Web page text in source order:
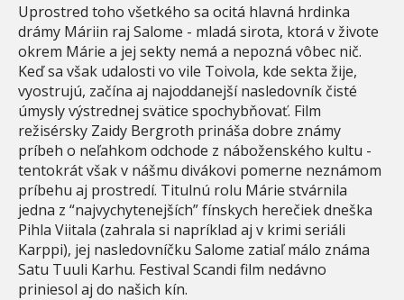
Uprostred toho všetkého sa ocitá hlavná hrdinka
drámy Máriin raj Salome - mladá sirota, ktorá v živote
okrem Márie a jej sekty nemá a nepozná vôbec nič.
Keď sa však udalosti vo vile Toivola, kde sekta žije,
vyostrujú, začína aj najoddanejší nasledovník čisté
úmysly výstrednej svätice spochybňovať. Film
režisérsky Zaidy Bergroth prináša dobre známy
príbeh o neľahkom odchode z náboženského kultu -
tentokrát však v nášmu divákovi pomerne neznámom
príbehu aj prostredí. Titulnú rolu Márie stvárnila
jedna z “najvychytenejších” fínskych herečiek dneška
Pihla Viitala (zahrala si napríklad aj v krimi seriáli
Karppi), jej nasledovníčku Salome zatiaľ málo známa
Satu Tuuli Karhu. Festival Scandi film nedávno
priniesol aj do našich kín.